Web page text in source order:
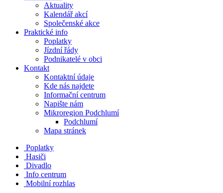
Aktuality
Kalendář akcí
Společenské akce
Praktické info
Poplatky
Jízdní řády
Podnikatelé v obci
Kontakt
Kontaktní údaje
Kde nás najdete
Informační centrum
Napište nám
Mikroregion Podchlumí
Podchlumí
Mapa stránek
Poplatky
Hasiči
Divadlo
Info centrum
Mobilní rozhlas